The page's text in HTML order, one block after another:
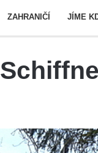
ZAHRANIČÍ JÍME